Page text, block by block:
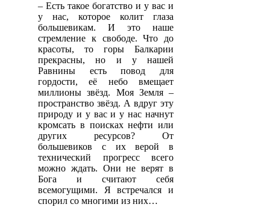
– Есть такое богатство и у вас и
у нас, которое колит глаза
большевикам. И это наше
стремление к свободе. Что до
красоты, то горы Балкарии
прекрасны, но и у нашей
Равнины есть повод для
гордости, её небо вмещает
миллионы звёзд. Моя Земля –
пространство звёзд. А вдруг эту
природу и у вас и у нас начнут
кромсать в поисках нефти или
других ресурсов? От
большевиков с их верой в
технический прогресс всего
можно ждать. Они не верят в
Бога и считают себя
всемогущими. Я встречался и
спорил со многими из них…